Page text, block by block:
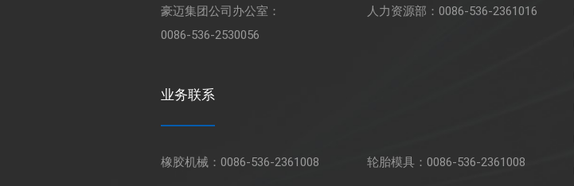
豪迈集团公司办公室：
0086-536-2530056
人力资源部：0086-536-2361016
业务联系
橡胶机械：0086-536-2361008 轮胎模具：0086-536-2361008